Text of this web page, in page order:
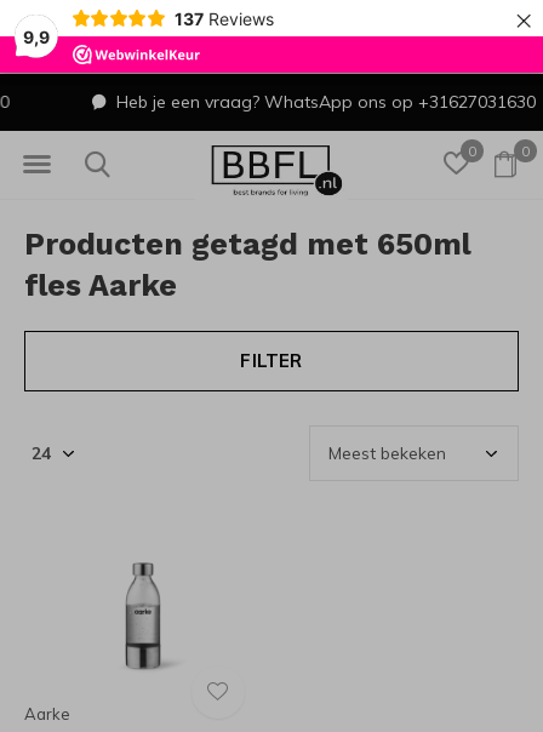
9,9
137 Reviews ×
0 0
Heb je een vraag? WhatsApp ons op +31627031630
Producten getagd met 650ml
fles Aarke
FILTER
Aarke